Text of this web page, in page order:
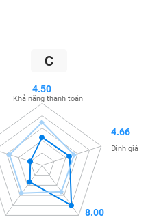
C
4.50
Khả năng thanh toán
4.66
Định giá
8.00